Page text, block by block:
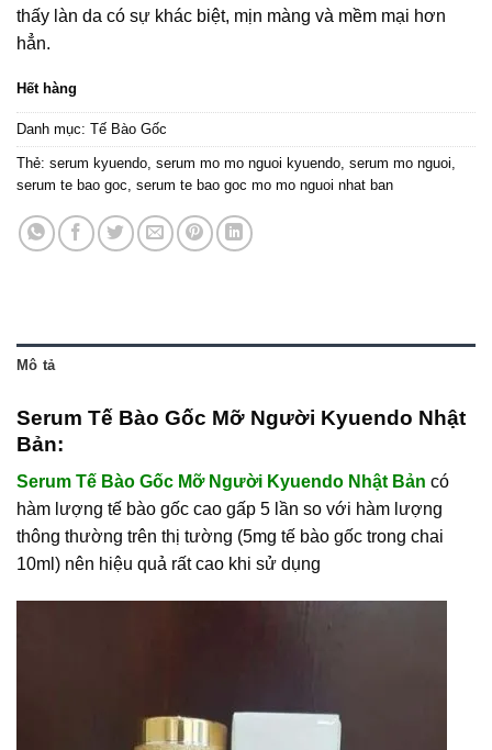
thấy làn da có sự khác biệt, mịn màng và mềm mại hơn
hẳn.
Hết hàng
Danh mục: Tế Bào Gốc
Thẻ: serum kyuendo serum mo mo nguoi kyuendo serum mo nguoi
serum te bao goc serum te bao goc mo mo nguoi nhat ban
Mô tả
Serum Tế Bào Gốc Mỡ Người Kyuendo Nhật
Bản:
Serum Tế Bào Gốc Mỡ Người Kyuendo Nhật Bản có
hàm lượng tế bào gốc cao gấp 5 lần so với hàm lượng
thông thường trên thị tường (5mg tế bào gốc trong chai
10ml) nên hiệu quả rất cao khi sử dụng